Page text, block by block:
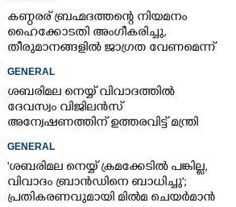
കണ്ഠരര് ബ്രഹ്മദത്തന്റെ നിയമനം
ഹൈക്കോടതി അംഗീകരിച്ചു,​
തീരുമാനങ്ങളിൽ ജാഗ്രത വേണമെന്ന്
GENERAL
ശബരിമല നെയ്യ് വിവാദത്തിൽ
ദേവസ്വം വിജിലൻസ്
അന്വേഷണത്തിന് ഉത്തരവിട്ട് മന്ത്രി
GENERAL
'ശബരിമല നെയ്യ് ക്രമക്കേടിൽ പങ്കില്ല,
വിവാദം ബ്രാൻഡിനെ ബാധിച്ചു';
പ്രതികരണവുമായി മിൽമ ചെയർമാൻ